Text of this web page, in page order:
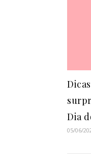
Dia
05/06/